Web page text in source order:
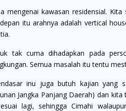
mengenai kawasan residensial.
itu arahnya adalah vertical
tak cuma dihadapkan pada
Semua masalah itu tentu
inu juga butuh kajian yang
Jangka Panjang Daerah) dan
lagi, sehingga Cimahi